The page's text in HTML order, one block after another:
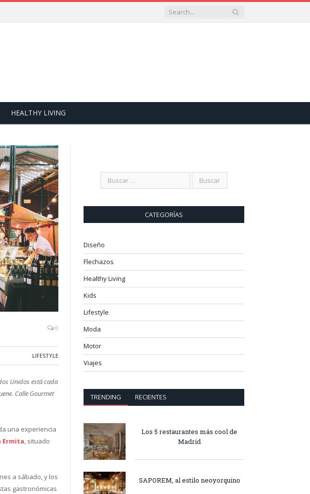
HEALTHY LIVING
0
LIFESTYLE
Unidos está cada
Calle Gourmet
una experiencia
Ermita, situado
a sábado, y los
gastronómicas
CATEGORÍAS
Diseño
Flechazos
Healthy Living
Kids
Lifestyle
Moda
Motor
Viajes
TRENDING RECIENTES
Los 5 restaurantes más cool de
Madrid
SAPOREM, al estilo neoyorquino